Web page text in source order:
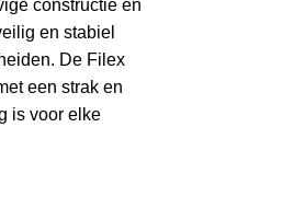
constructie en
en stabiel
De Filex
een strak en
is voor elke